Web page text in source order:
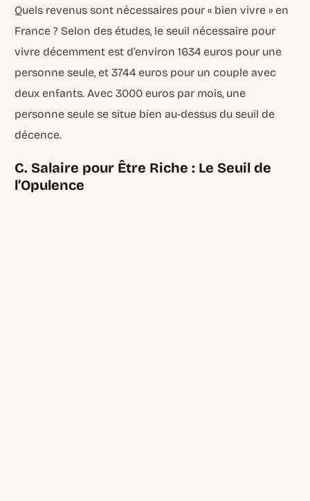
Quels revenus sont nécessaires pour « bien vivre » en
France ? Selon des études, le seuil nécessaire pour
vivre décemment est d’environ1634 euros pour une
personne seule, et3744 euros pour un couple avec
deux enfants. Avec 3000 euros par mois, une
personne seule se situe bien au-dessus du seuil de
décence.
C. Salaire pour Être Riche : Le Seuil de
l’Opulence